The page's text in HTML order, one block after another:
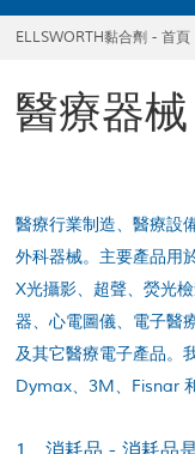
ELLSWORTH黏合劑 - 首頁
醫療器械
醫療行業制造、醫療設
外科器械。主要產品用
X光攝影、超聲、熒光
器、心電圖儀、電子醫
及其它醫療電子產品。
Dymax、3M、Fisnar